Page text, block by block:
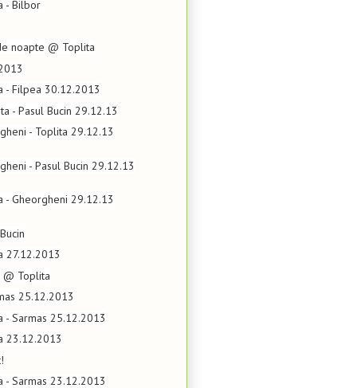
- Bilbor
noapte @ Toplita
- Filpea 30.12.2013
- Pasul Bucin 29.12.13
- Toplita 29.12.13
- Pasul Bucin 29.12.13
- Gheorgheni 29.12.13
27.12.2013
@ Toplita
25.12.2013
- Sarmas 25.12.2013
23.12.2013
- Sarmas 23.12.2013